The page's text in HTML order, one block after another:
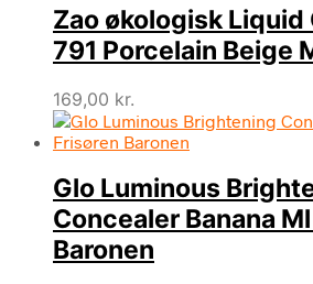
Zao økologisk Liquid
791 Porcelain Beige
169,00 kr.
Glo Luminous
Concealer Banana
Baronen